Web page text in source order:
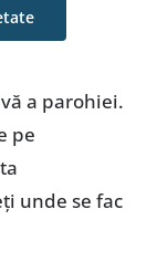
a parohiei.
pe
unde se fac